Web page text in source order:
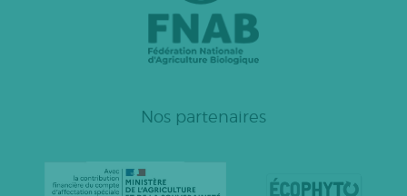
Nos partenaires